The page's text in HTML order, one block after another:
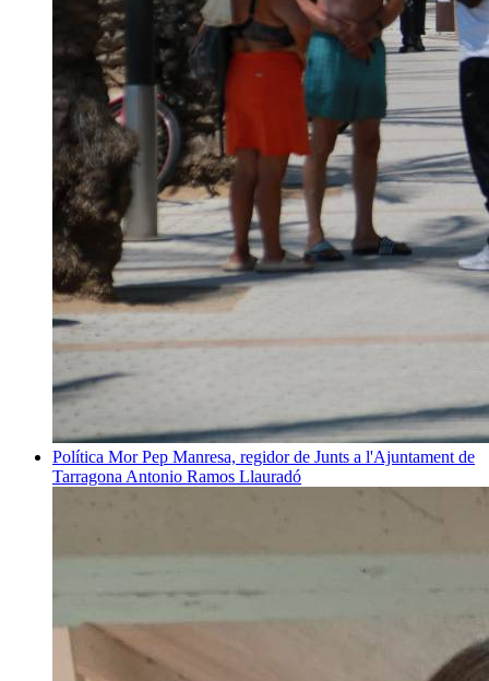
Política Mor Pep Manresa, regidor de Junts a l'Ajuntament de
Tarragona Antonio Ramos Llauradó